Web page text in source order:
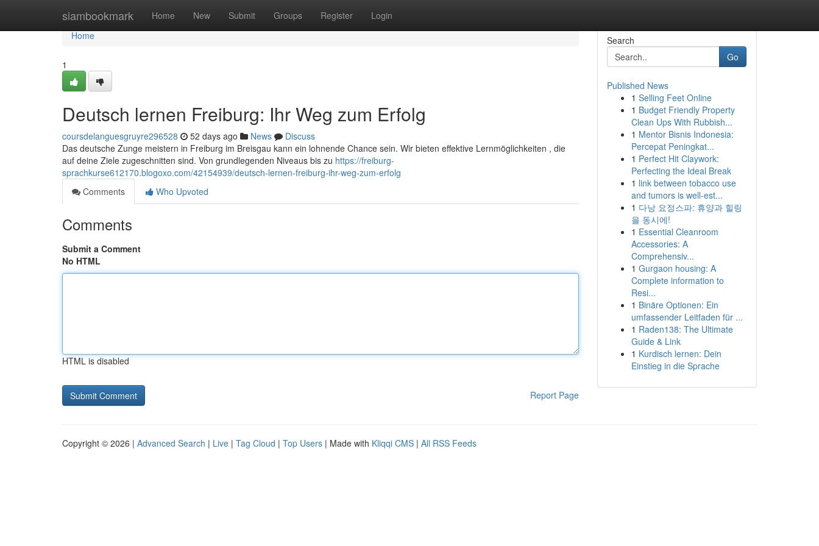
siambookmark Home New Submit Groups Register Login
Home
Home
1
Deutsch lernen Freiburg: Ihr Weg zum Erfolg
coursdelanguesgruyre296528 52 days ago News
Discuss
Das deutsche Zunge meistern in Freiburg im Breisgau kann ein lohnende Chance sein. Wir bieten effektive Lernmöglichkeiten , die
auf deine Ziele zugeschnitten sind. Von grundlegenden Niveaus bis zu https://freiburg-
sprachkurse612170.blogoxo.com/42154939/deutsch-lernen-freiburg-ihr-weg-zum-erfolg
Comments
Who Upvoted
Comments
Submit a Comment
No HTML
HTML is disabled
Report Page
Search
Go
Published News
1 Selling Feet Online
1 Budget Friendly Property
Clean Ups With Rubbish...
1 Mentor Bisnis Indonesia:
Percepat Peningkat...
1 Perfect Hit Claywork:
Perfecting the Ideal Break
1 link between tobacco use
and tumors is well-est...
1 다낭 요정스파: 휴양과 힐링
을 동시에!
1 Essential Cleanroom
Accessories: A
Comprehensiv...
1 Gurgaon housing: A
Complete information to
Resi...
1 Binäre Optionen: Ein
umfassender Leitfaden für ...
1 Raden138: The Ultimate
Guide & Link
1 Kurdisch lernen: Dein
Einstieg in die Sprache
Copyright © 2026 | Advanced Search | Live | Tag Cloud | Top Users | Made with Kliqqi CMS | All RSS Feeds